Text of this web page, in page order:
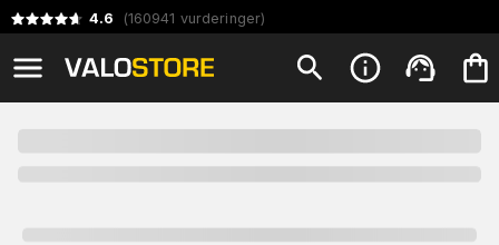
4.6 (160941 vurderinger)